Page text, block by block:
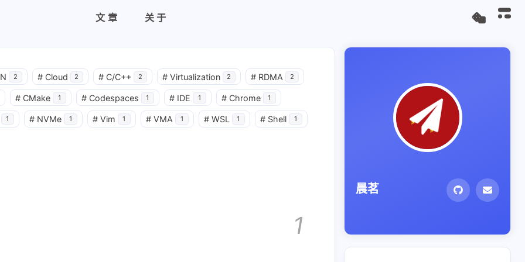
文章 关于
2 # Cloud 2 # C/C++ 2 # Virtualization 2 # RDMA 2
# CMake 1 # Codespaces 1 # IDE 1 # Chrome 1
1 # NVMe 1 # Vim 1 # VMA 1 # WSL 1 # Shell 1
1
晨茗